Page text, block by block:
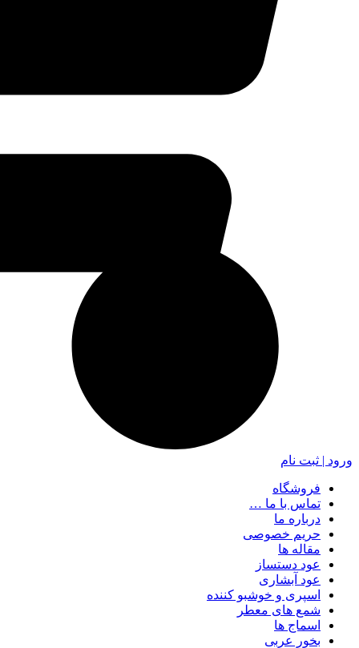
ورود | ثبت نام
فروشگاه
تماس با ما …
درباره ما
حریم خصوصی
مقاله ها
عود دستساز
عود آبشاری
اسپری و خوشبو کننده
شمع های معطر
اسماج ها
بخور عربی